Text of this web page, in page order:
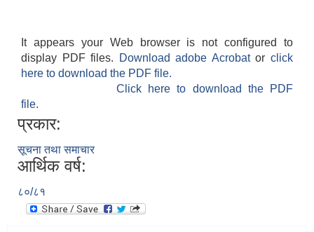
It appears your Web browser is not configured to
display PDF files.
Download adobe Acrobatorclick
here to download the PDF file.
Click here to download the PDF
file.
प्रकार:
सूचना तथा समाचार
आर्थिक वर्ष:
८०/८१